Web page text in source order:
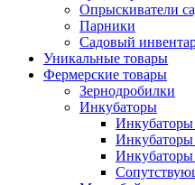
Опрыскиватели
Парники
Садовый
Уникальные товары
Фермерские товары
Зернодробилки
Инкубаторы
Инкубаторы
Инкубаторы